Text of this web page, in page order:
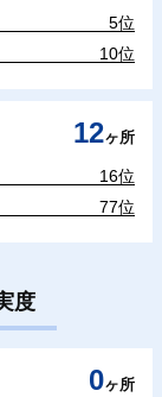
5位
10位
12ヶ所
16位
77位
度
0ヶ所